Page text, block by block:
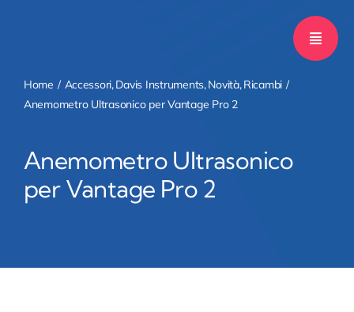
Home Accessori Davis Instruments Novità Ricambi
Anemometro Ultrasonico per Vantage Pro 2
Anemometro Ultrasonico
per Vantage Pro 2